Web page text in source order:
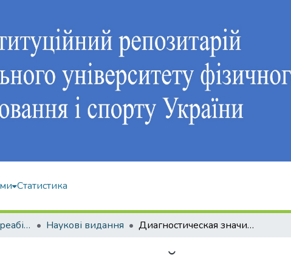
Статистика
Кафедра терапії та реабілітації Наукові видання Диагностическая значимость ультразвуковой эластометрии в оценке фиброза при хронических диффузных заболеваниях печени